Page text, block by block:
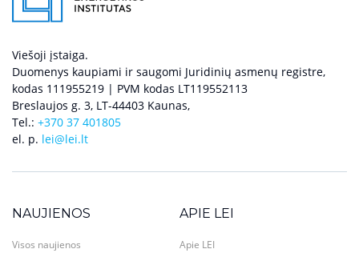
Viešoji įstaiga.
Duomenys kaupiami ir saugomi Juridinių asmenų registre,
kodas 111955219 | PVM kodas LT119552113
Breslaujos g. 3, LT-44403 Kaunas,
Tel.: +370 37 401805
el. p. lei@lei.lt
NAUJIENOS
Visos naujienos
APIE LEI
Apie LEI